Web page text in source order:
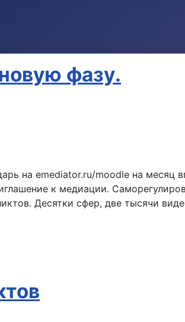
фазу.
на emediator.ru/moodle на месяц
к медиации.
Десятки сфер, две тысячи